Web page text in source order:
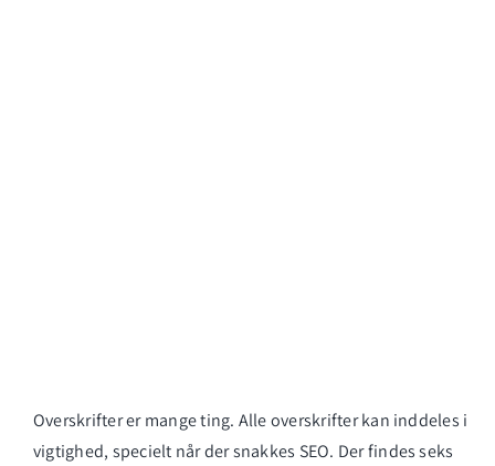
Overskrifter er mange ting. Alle overskrifter kan inddeles i
vigtighed, specielt når der snakkes SEO. Der findes seks